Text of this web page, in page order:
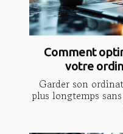
Comment
votre
Garder son
plus longtemps